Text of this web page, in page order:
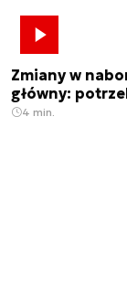
Zmiany w
główny:
4 min.